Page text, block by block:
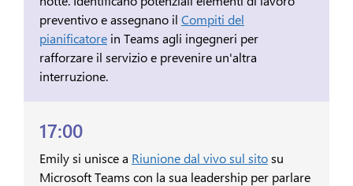
preventivo e assegnano il Compiti del
pianificatore in Teams agli ingegneri per
rafforzare il servizio e prevenire un'altra
interruzione.
17:00
Emily si unisce a Riunione dal vivo sul sitosu
Microsoft Teams con la sua leadership per parlare